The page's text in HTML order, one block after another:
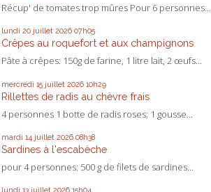
Récup' de tomates trop mûres Pour 6 personnes...
lundi 20 juillet 2026 07h05
Crêpes au roquefort et aux champignons
Pâte à crêpes: 150g de farine, 1 litre lait, 2 œufs...
mercredi 15 juillet 2026 10h29
Rillettes de radis au chèvre frais
4 personnes 1 botte de radis roses; 1 gousse...
mardi 14 juillet 2026 08h38
Sardines à l'escabèche
pour 4 personnes: 500 g de filets de sardines...
lundi 13 juillet 2026 15h04